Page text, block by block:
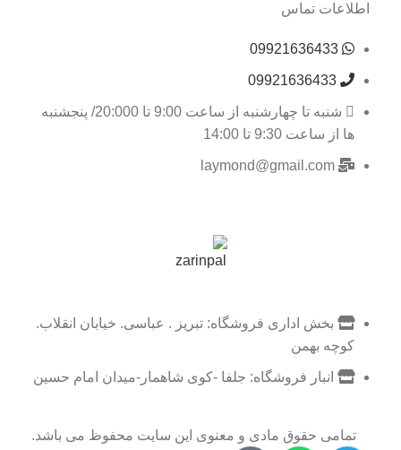
اطلاعات تماس
09921636433
09921636433
شنبه تا چهارشنبه از ساعت 9:00 تا 20:000/ پنجشنبه
ها از ساعت 9:30 تا 14:00
laymond@gmail.com
بخش اداری فروشگاه: تبریز . عباسی. خیابان انقلاب.
کوچه بهمن
انبار فروشگاه: جلفا -کوی شاهمار-میدان امام حسین
تمامی حقوق مادی و معنوی این سایت محفوظ می باشد.